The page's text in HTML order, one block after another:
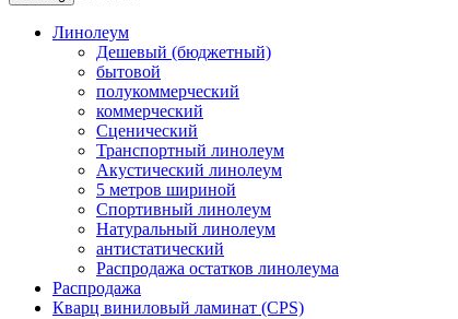
Линолеум
Дешевый (бюджетный)
бытовой
полукоммерческий
коммерческий
Сценический
Транспортный линолеум
Акустический линолеум
5 метров шириной
Спортивный линолеум
Натуральный линолеум
антистатический
Распродажа остатков линолеума
Распродажа
Кварц виниловый ламинат (CPS)